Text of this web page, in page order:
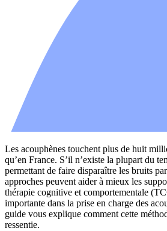
Les acouphènes touchent plus de huit
qu’en France. S’il n’existe la plupart du
permettant de faire disparaître les bruits
approches peuvent aider à mieux les
thérapie cognitive et comportementale
importante dans la prise en charge des
guide vous explique comment cette
ressentie.